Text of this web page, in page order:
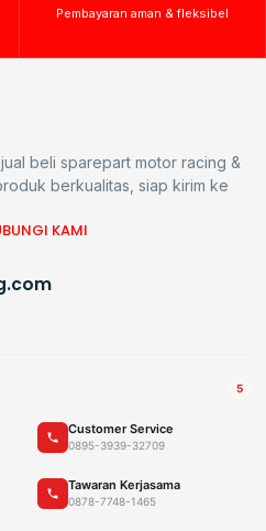
Pembayaran aman & fleksibel
beli sparepart motor racing &
berkualitas, siap kirim ke
KAMI
5
Customer Service
0895-3939-32709
Tawaran Kerjasama
0878-7748-1465